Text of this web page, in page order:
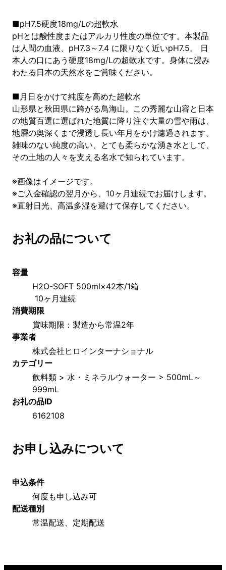
■pH7.5硬度18mg/Lの超軟水
pHとは酸性度またはアルカリ性度の単位です。本製品
は人間の血液、pH7.3～7.4 に限りなく近いpH7.5。 日
本人の口にあう硬度18mg/Lの超軟水です。身体に浸み
わたる日本の天然水をご賞味ください。
■月日をかけて純度を高めた超軟水
山形県と秋田県に跨がる鳥海山。この秀麗な山容と日本
の地質百選に選ばれた地質に降り注ぐ大量の雪や雨は、
地層の奥深くまで浸透し長い年月をかけ濾過されます。
雑味のない純度の高い、とても柔らかな湧き水として、
その土地の人々を支える名水で知られています。
※画像はイメージです。
※ご入金確認の翌月から、10ヶ月連続でお届けします。
※直射日光、高温多湿を避けて保存してください。
お礼の品について
容量
H2O-SOFT 500ml×42本/1箱
10ヶ月連続
消費期限
賞味期限：製造から常温2年
事業者
株式会社ヒロインターナショナル
カテゴリー
飲料類 > 水・ミネラルウォーター > 500mL～
999mL
お礼の品ID
6162108
お申し込みについて
申込条件
何度も申し込み可
配送種別
常温配送、定期配送